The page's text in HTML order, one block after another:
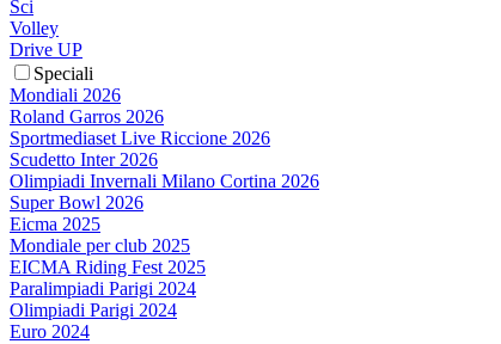
Sci
Volley
Drive UP
Speciali
Mondiali 2026
Roland Garros 2026
Sportmediaset Live Riccione 2026
Scudetto Inter 2026
Olimpiadi Invernali Milano Cortina 2026
Super Bowl 2026
Eicma 2025
Mondiale per club 2025
EICMA Riding Fest 2025
Paralimpiadi Parigi 2024
Olimpiadi Parigi 2024
Euro 2024